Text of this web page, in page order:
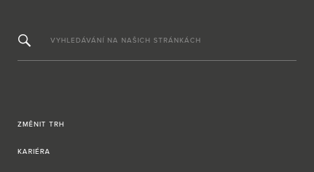
VYHLEDÁVÁNÍ NA NAŠICH STRÁNKÁCH
ZMĚNIT TRH
KARIÉRA